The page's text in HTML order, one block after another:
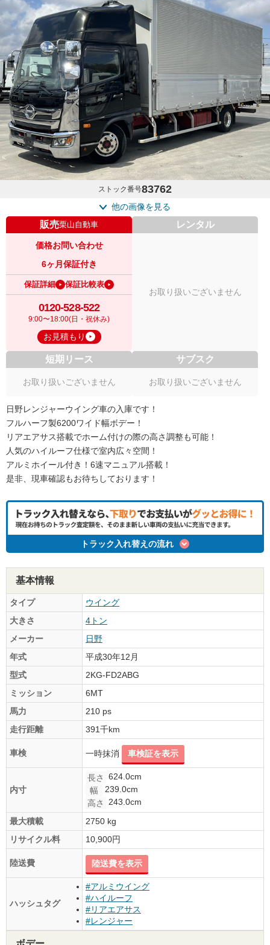
ストック番号83762
他の画像を見る
販売栗山自動車
価格お問い合わせ
6ヶ月保証付き
保証詳細 保証比較表
0120-528-522
9:00〜18:00(日・祝休み)
お見積もり
レンタル
お取り扱いございません
短期リース
お取り扱いございません
サブスク
お取り扱いございません
日野レンジャーウイング車の入庫です！
フルハーフ製6200ワイド幅ボデー！
リアエアサス搭載でホーム付けの際の高さ調整も可能！
人気のハイルーフ仕様で室内広々空間！
アルミホイール付き！6速マニュアル搭載！
是非、現車確認もお待ちしております！
トラック入れ替えの流れ
基本情報
タイプ
ウイング
大きさ
4トン
メーカー
日野
年式
平成30年12月
型式
2KG-FD2ABG
ミッション
6MT
馬力
210 ps
走行距離
391千km
車検 一時抹消 車検証を表示
内寸
長さ
624.0cm
幅
239.0cm
高さ
243.0cm
最大積載
2750 kg
リサイクル料
10,900円
陸送費 陸送費を表示
ハッシュタグ
#アルミウイング
#ハイルーフ
#リアエアサス
#レンジャー